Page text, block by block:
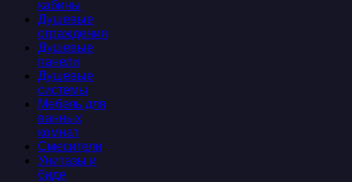
кабины
Душевые
ограждения
Душевые
панели
Душевые
системы
Мебель для
ванных
комнат
Смесители
Унитазы и
биде